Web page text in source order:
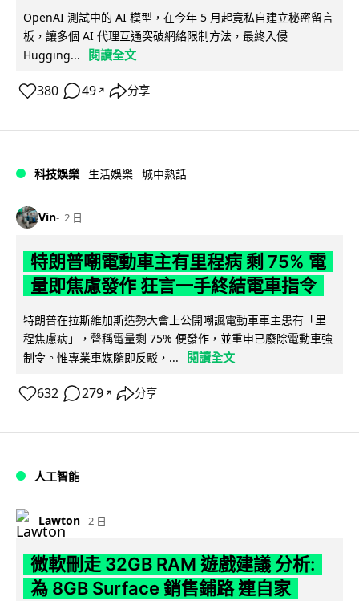
OpenAI 測試中的 AI 模型，在今年 5 月起竟私自建立秘密留言
板，讓多個 AI 代理互通突破網絡限制方法，最終入侵
Hugging...
閱讀全文
380 49 ↗ 分享
科技娛樂 生活娛樂 城中熱話
Vin 2 日
特朗普嘲電動車主有里程病 剩 75% 電
量即焦慮發作 狂言一手終結電車指令
特朗普在拉斯維加斯造勢大會上公開嘲諷電動車車主患有「里
程焦慮病」，聲稱電量剩 75% 便發作，並重申已廢除電動車強
制令。惟專業車媒隨即反駁，...
閱讀全文
632 279 ↗ 分享
人工智能
Lawton 2 日
微軟刪走 32GB RAM 遊戲建議 分析:
為 8GB Surface 銷售鋪路 連自家